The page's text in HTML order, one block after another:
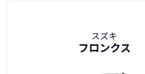
スズキ
フロンクス